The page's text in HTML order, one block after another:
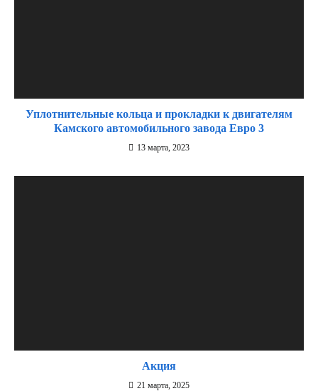
Уплотнительные кольца и прокладки к двигателям
Камского автомобильного завода Евро 3
13 марта, 2023
Акция
21 марта, 2025